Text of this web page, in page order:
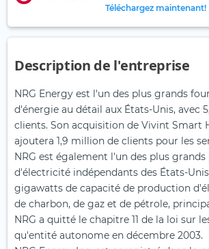
Téléchargez maintenant!
Description de l'entreprise
NRG Energy est l'un des plus grands
d'énergie au détail aux États-Unis, avec
clients. Son acquisition de Vivint Smart
ajoutera 1,9 million de clients pour les
NRG est également l'un des plus
d'électricité indépendants des États-
gigawatts de capacité de production
de charbon, de gaz et de pétrole,
NRG a quitté le chapitre 11 de la loi sur
qu'entité autonome en décembre 2003.